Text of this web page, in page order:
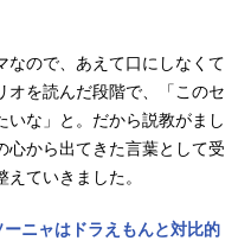
なので、あえて口にしなくて
オを読んだ段階で、「このセ
いな」と。だから説教がまし
心から出てきた言葉として受
ていきました。
ニャはドラえもんと対比的